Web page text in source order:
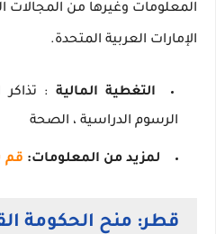
المعلومات وغيرها من المجالات
الإمارات العربية المتحدة.
التغطية المالية : تذاكر
الرسوم الدراسية ، الصحة
لمزيد من المعلومات: قم
قطر: منح الحكومة